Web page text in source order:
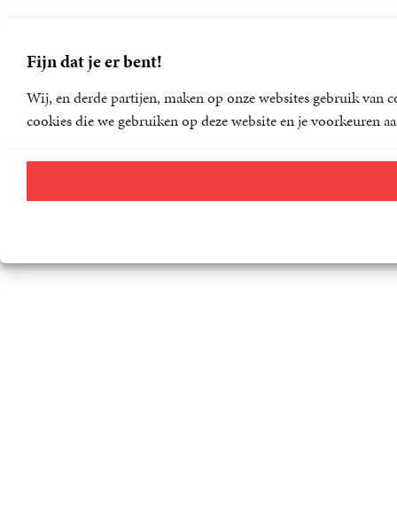
Fijn dat je er bent!
Wij, en derde partijen, maken op onze websites gebruik van
cookies die we gebruiken op deze website en je voorkeuren